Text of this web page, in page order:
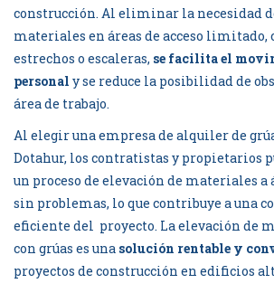
construcción. Al eliminar la necesidad
materiales en áreas de acceso limitado,
estrechos o escaleras, se facilita el
personal y se reduce la posibilidad de
área de trabajo.
Al elegir una empresa de alquiler de
Dotahur, los contratistas y propietarios
un proceso de elevación de materiales
sin problemas, lo que contribuye a una
eficiente del proyecto. La elevación de
con grúas es una solución rentable y
proyectos de construcción en edificios